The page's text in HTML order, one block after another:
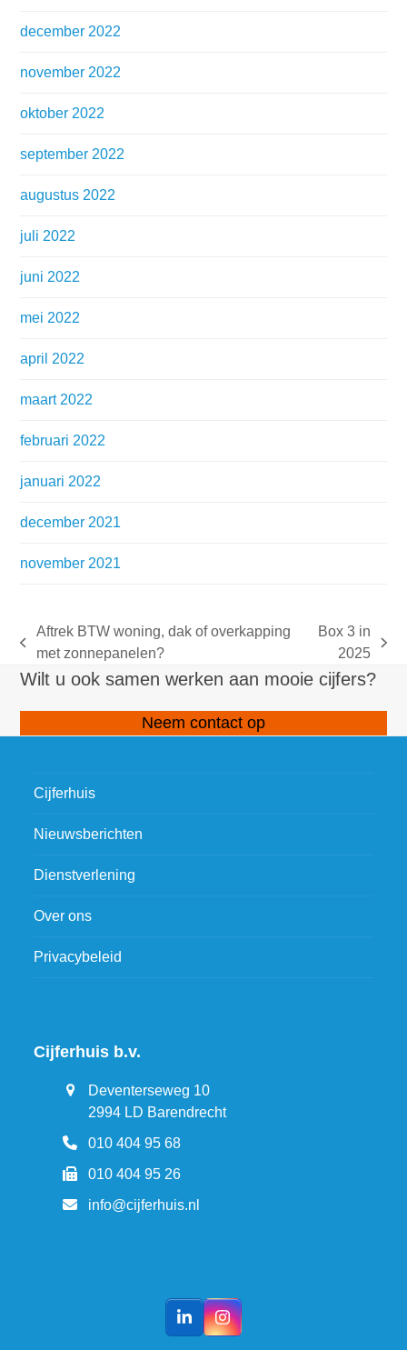
december 2022
november 2022
oktober 2022
september 2022
augustus 2022
juli 2022
juni 2022
mei 2022
april 2022
maart 2022
februari 2022
januari 2022
december 2021
november 2021
previous
post:
Aftrek BTW woning, dak of overkapping
met zonnepanelen?
next
post:
Box 3 in
2025
Wilt u ook samen werken aan mooie cijfers?
Neem contact op
Cijferhuis
Nieuwsberichten
Dienstverlening
Over ons
Privacybeleid
Cijferhuis b.v.
Deventerseweg 10
2994 LD Barendrecht
010 404 95 68
010 404 95 26
info@cijferhuis.nl
LinkedInInstagram